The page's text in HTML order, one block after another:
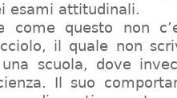
esami attitudinali.
come questo non
il quale non
scuola, dove
Il suo